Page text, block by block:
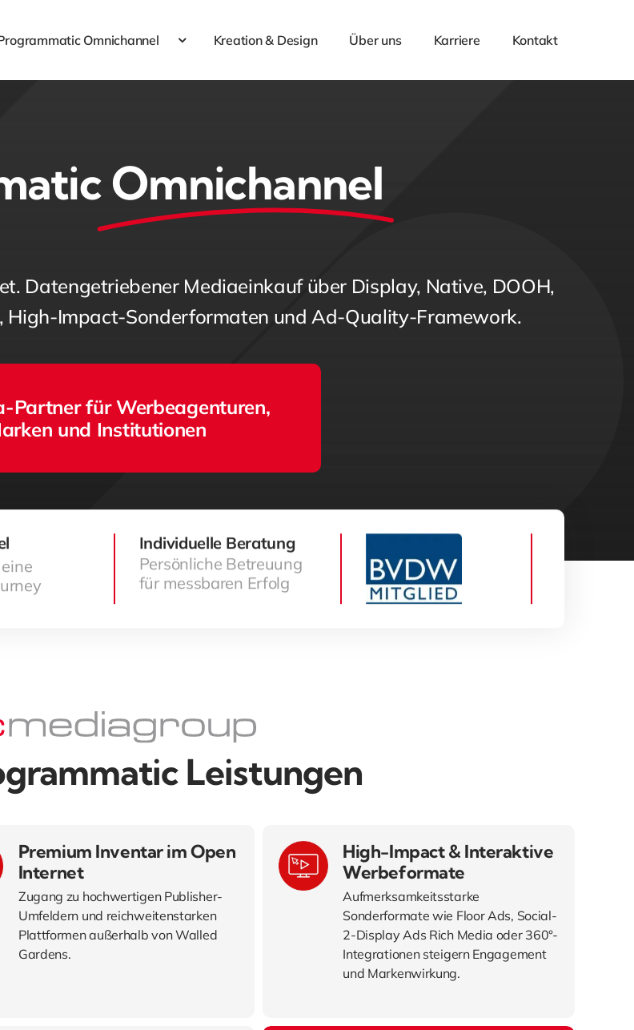
Omnichannel Kreation & Design Über uns Karriere Kontakt
Omnichannel
Datengetriebener Mediaeinkauf über Display, Native, DOOH,
Impact-Sonderformaten und Ad-Quality-Framework.
Partner für Werbeagenturen,
und Institutionen
Individuelle Beratung
Persönliche Betreuung
für messbaren Erfolg
Leistungen
Premium Inventar im Open
Internet
Zugang zu hochwertigen Publisher-
Umfeldern und reichweitenstarken
Plattformen außerhalb von Walled
Gardens.
High-Impact & Interaktive
Werbeformate
Aufmerksamkeitsstarke
Sonderformate wie Floor Ads, Social-
2-Display Ads Rich Media oder 360°-
Integrationen steigern Engagement
und Markenwirkung.